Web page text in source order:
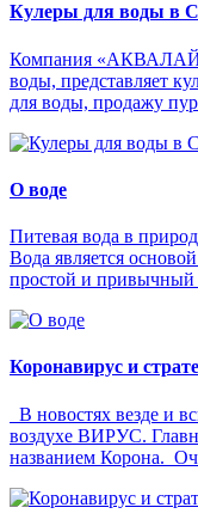
Кулеры для воды в
Компания
воды, представляет
для воды, продажу
О воде
Питевая вода в
Вода является
простой и
Коронавирус и
В новостях везде и
воздухе ВИРУС.
названием Корона.